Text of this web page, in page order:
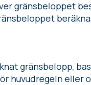
gränsbeloppet
gränsbelopp,
huvudregeln eller